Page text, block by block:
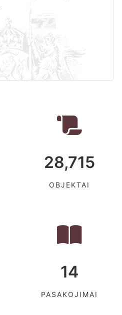
28,715
OBJEKTAI
14
PASAKOJIMAI